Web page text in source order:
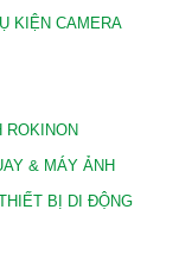
KIỆN CAMERA
ROKINON
& MÁY ẢNH
BỊ DI ĐỘNG